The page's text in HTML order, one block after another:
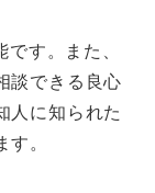
です。また、
談できる良心
人に知られた
。